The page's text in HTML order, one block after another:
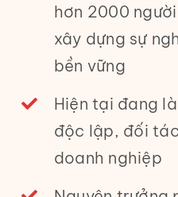
hơn 2000
xây dựng sự
bền vững
Hiện tại đang
độc lập, đối
doanh nghiệp